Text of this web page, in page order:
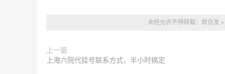
未经允许不得转载： 软信发 »
上一篇
上海六院代挂号联系方式，半小时搞定